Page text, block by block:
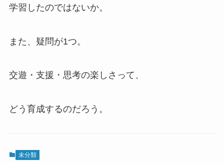
学習したのではないか。
また、疑問が1つ。
交遊・支援・思考の楽しさって、
どう育成するのだろう。
未分類